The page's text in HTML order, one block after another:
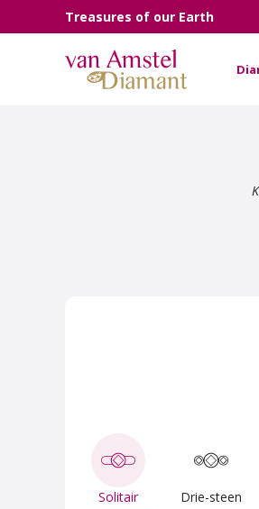
Treasures of our Earth
Solitair Drie-steen